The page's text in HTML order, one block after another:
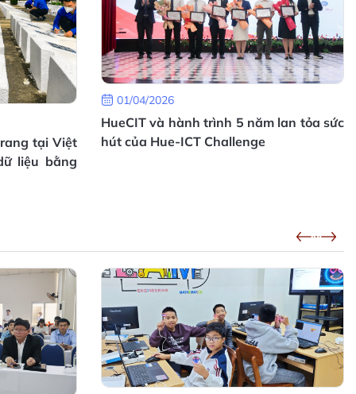
và xác định danh tính hài cốt liệt sĩ
còn thiếu thông tin
16/07/2026
Hướng dẫn triển khai Mô hình
chuyển đổi số cấp xã tại Thành
phố Huế
05/07/2026
tại Việt
liệu bằng
01/04/2026
HueCIT và hành trình 5 năm lan tỏa sức
hút của Hue-ICT Challenge